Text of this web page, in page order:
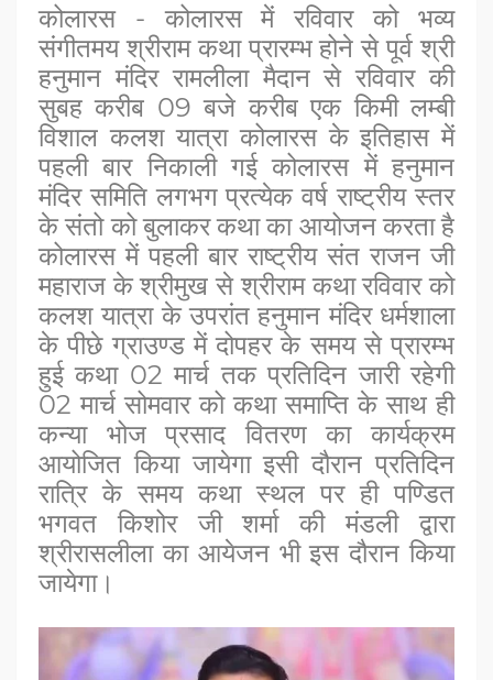
कोलारस - कोलारस में रविवार को भव्य
संगीतमय श्रीराम कथा प्रारम्भ होने से पूर्व श्री
हनुमान मंदिर रामलीला मैदान से रविवार की
सुबह करीब 09 बजे करीब एक किमी लम्बी
विशाल कलशयात्रा कोलारस के इतिहास में
पहली बार निकाली गई कोलारस में हनुमान
मंदिर समिति लगभग प्रत्येक वर्ष राष्ट्रीय स्तर
के संतो को बुलाकर कथा का आयोजन करता है
कोलारस में पहली बार राष्ट्रीय संत राजन जी
महाराज के श्रीमुख से श्रीराम कथा रविवार को
कलश यात्रा के उपरांत हनुमान मंदिर धर्मशाला
के पीछे ग्राउण्ड में दोपहर के समय से प्रारम्भ
हुई कथा 02 मार्च तक प्रतिदिन जारी रहेगी
02 मार्च सोमवार को कथा समाप्ति के साथ ही
कन्या भोज प्रसाद वितरण का कार्यक्रम
आयोजित किया जायेगा इसी दौरान प्रतिदिन
रात्रि के समय कथा स्थल पर ही पण्डित
भगवत किशोर जी शर्मा की मंडली द्वारा
श्रीरासलीला का आयेजन भी इस दौरान किया
जायेगा।